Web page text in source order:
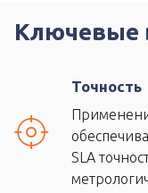
Ключевые
Точность
SLA